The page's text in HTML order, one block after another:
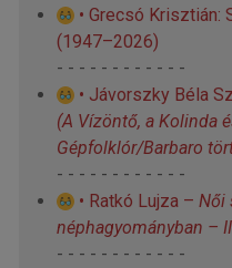
• Grecsó Krisztián:
(1947–2026)
- - - - - - - - - - - -
• Jávorszky Béla
(A Vízöntő, a Kolinda
Gépfolklór/Barbaro
- - - - - - - - - - - -
• Ratkó Lujza – Női
néphagyományban –
- - - - - - - - - - - -